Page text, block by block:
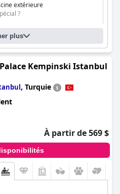
extérieure
?
plus
Kempinski Istanbul
, Turquie
À partir de 569 $